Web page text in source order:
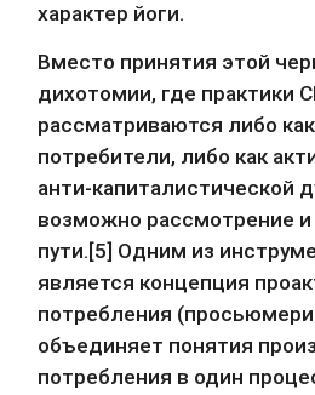
характер йоги.
Вместо принятия этой
дихотомии, где практики
рассматриваются либо
потребители, либо как
анти-капиталистической
возможно рассмотрение и
пути.[5] Одним из
является концепция
потребления
объединяет понятия
потребления в один